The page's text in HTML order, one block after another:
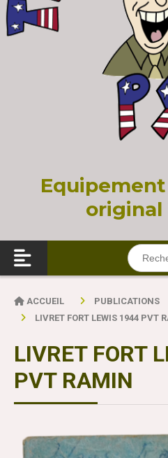
Equi
original
ACCUEIL PUBLICATIONS
LIVRET FORT LEWIS 1944 PVT
LIVRET FORT
PVT RAMIN